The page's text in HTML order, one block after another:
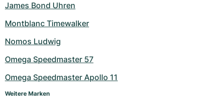
James Bond Uhren
Montblanc Timewalker
Nomos Ludwig
Omega Speedmaster 57
Omega Speedmaster Apollo 11
Weitere Marken